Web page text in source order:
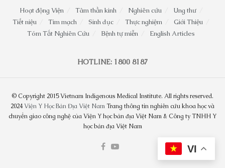
Hoạt động Viện Tâm thần kinh Nghiên cứu
Ung thư
Tiết niệu
Tim mạch Sinh dục Thực nghiệm
Giới Thiệu
Tóm Tắt Nghiên Cứu
Bệnh tự miễn English Articles
HOTLINE: 1800 8187
© Copyright 2015 Vietnam Indigenous Medical Institute. All rights reserved.
2024Viện Y Học Bản Địa Việt NamTrang thông tin nghiên cứu khoa học và
chuyển giao công nghệ của Viện Y học bản địa Việt Nam & Công ty TNHH Y
học bản địa Việt Nam
VI